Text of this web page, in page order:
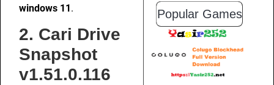
windows 11.
2. Cari Drive
Snapshot
v1.51.0.116
Popular Games